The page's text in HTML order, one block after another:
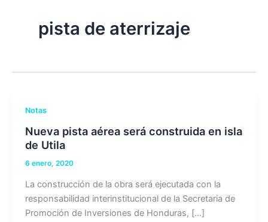
pista de aterrizaje
Notas
Nueva pista aérea será construida en isla
de Utila
6 enero, 2020
La construcción de la obra será ejecutada con la
responsabilidad interinstitucional de la Secretaria de
Promoción de Inversiones de Honduras, […]